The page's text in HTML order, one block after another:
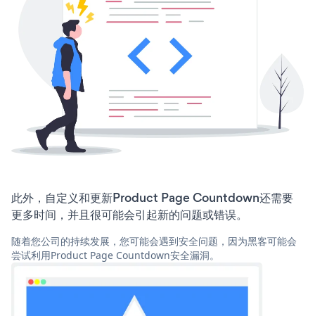
此外，自定义和更新Product Page Countdown还需要
更多时间，并且很可能会引起新的问题或错误。
随着您公司的持续发展，您可能会遇到安全问题，因为黑客可能会
尝试利用Product Page Countdown安全漏洞。